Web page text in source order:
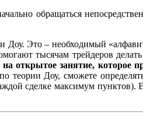
обращаться
Доу. Это – необходимый
тысячам трейдеров
на открытое занятие, которое
теории Доу, сможете
сделке максимум